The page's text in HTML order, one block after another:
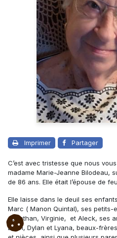
Imprimer Partager
C’est avec tristesse que nous
madame Marie-Jeanne Bilodeau,
de 86 ans. Elle était l’épouse de
Elle laisse dans le deuil ses
Marc ( Manon Quintal), ses petits-
Jonathan, Virginie, et Aleck, ses
Leah, Dylan et Lyana, beaux-